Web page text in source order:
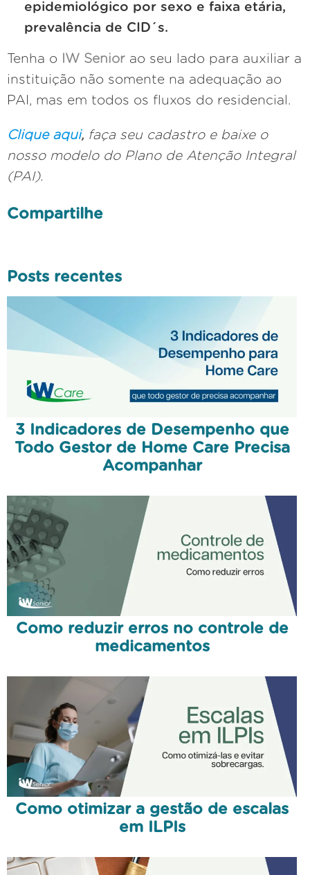
epidemiológico por sexo e faixa etária,
prevalência de CID´s.
Tenha o IW Senior ao seu lado para auxiliar a
instituição não somente na adequação ao
PAI, mas em todos os fluxos do residencial.
Clique aqui, faça seu cadastro e baixe o
nosso modelo do Plano de Atenção Integral
(PAI).
Compartilhe
Posts recentes
3 Indicadores de Desempenho que
Todo Gestor de Home Care Precisa
Acompanhar
Como reduzir erros no controle de
medicamentos
Como otimizar a gestão de escalas
em ILPIs